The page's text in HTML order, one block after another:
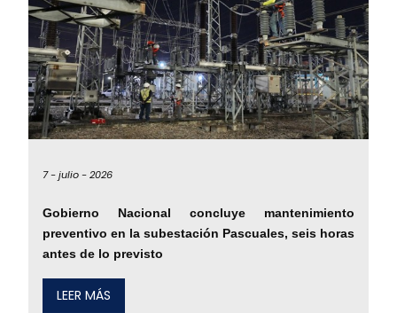
7 -julio -2026
Gobierno Nacional concluye mantenimiento
preventivo en la subestación Pascuales, seis horas
antes de lo previsto
LEER MÁS